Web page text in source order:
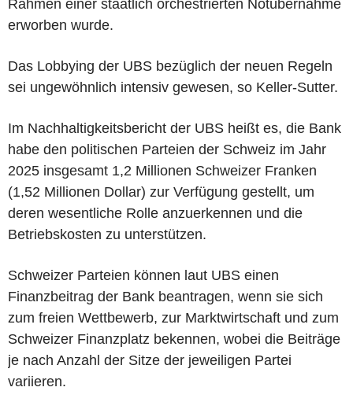
Rahmen einer staatlich orchestrierten Notübernahme
erworben wurde.
Das Lobbying der UBS bezüglich der neuen Regeln
sei ungewöhnlich intensiv gewesen, so Keller-Sutter.
Im Nachhaltigkeitsbericht der UBS heißt es, die Bank
habe den politischen Parteien der Schweiz im Jahr
2025 insgesamt 1,2 Millionen Schweizer Franken
(1,52 Millionen Dollar) zur Verfügung gestellt, um
deren wesentliche Rolle anzuerkennen und die
Betriebskosten zu unterstützen.
Schweizer Parteien können laut UBS einen
Finanzbeitrag der Bank beantragen, wenn sie sich
zum freien Wettbewerb, zur Marktwirtschaft und zum
Schweizer Finanzplatz bekennen, wobei die Beiträge
je nach Anzahl der Sitze der jeweiligen Partei
variieren.